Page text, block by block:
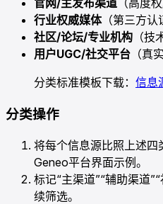
官网/主发布渠道 （高度
行业权威媒体（第三方认
社区/论坛/专业机构 （技
用户UGC/社交平台 （真
分类标准模板下载： 信息
分类操作
将每个信息源比照上述四
Geneo平台界面示例。
标记“主渠道”“辅助渠道
续筛选。